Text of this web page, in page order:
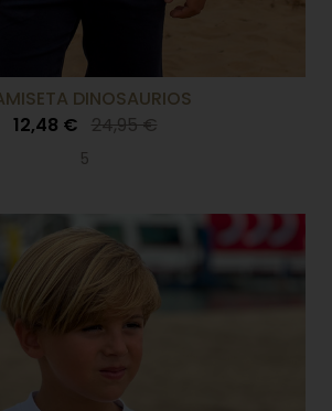
DINOSAURIOS
12,48 € 24,95 €
5